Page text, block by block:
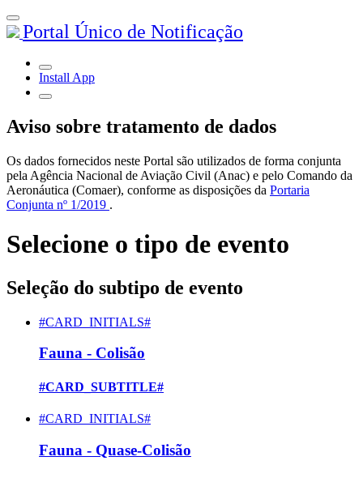
Portal Único de Notificação
Install App
Aviso sobre tratamento de dados
Os dados fornecidos neste Portal são utilizados de forma conjunta
pela Agência Nacional de Aviação Civil (Anac) e pelo Comando da
Aeronáutica (Comaer), conforme as disposições da Portaria
Conjunta nº 1/2019 .
Selecione o tipo de evento
Seleção do subtipo de evento
#CARD_INITIALS#
Fauna - Colisão
#CARD_SUBTITLE#
#CARD_INITIALS#
Fauna - Quase-Colisão